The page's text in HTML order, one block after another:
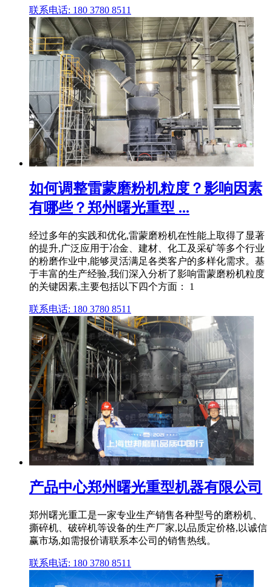
联系电话: 180 3780 8511
如何调整雷蒙磨粉机粒度？影响因素
有哪些？郑州曙光重型 ...
经过多年的实践和优化,雷蒙磨粉机在性能上取得了显著
的提升,广泛应用于冶金、建材、化工及采矿等多个行业
的粉磨作业中,能够灵活满足各类客户的多样化需求。基
于丰富的生产经验,我们深入分析了影响雷蒙磨粉机粒度
的关键因素,主要包括以下四个方面： 1
联系电话: 180 3780 8511
产品中心郑州曙光重型机器有限公司
郑州曙光重工是一家专业生产销售各种型号的磨粉机、
撕碎机、破碎机等设备的生产厂家,以品质定价格,以诚信
赢市场,如需报价请联系本公司的销售热线。
联系电话: 180 3780 8511